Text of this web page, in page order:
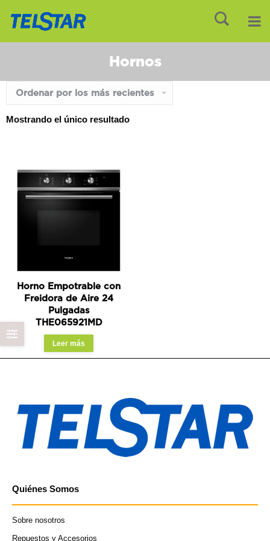
Hornos
Mostrando el único resultado
Horno Empotrable con
Freidora de Aire 24
Pulgadas
THE065921MD
Leer más
Quiénes Somos
Sobre nosotros
Repuestos y Accesorios